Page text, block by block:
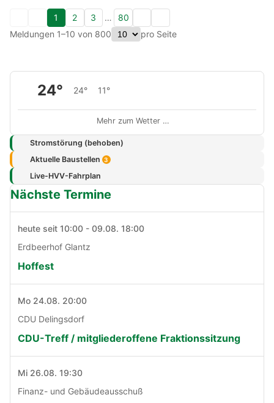
1 2 3 …
80
Meldungen 1–10 von 800
pro Seite
24° 24° 11°
Mehr zum Wetter …
Stromstörung (behoben)
Aktuelle Baustellen 3
Live-HVV-Fahrplan
Nächste Termine
heute seit 10:00 - 09.08. 18:00
Erdbeerhof Glantz
Hoffest
Mo 24.08. 20:00
CDU Delingsdorf
CDU-Treff / mitgliederoffene Fraktionssitzung
Mi 26.08. 19:30
Finanz- und Gebäudeausschuß